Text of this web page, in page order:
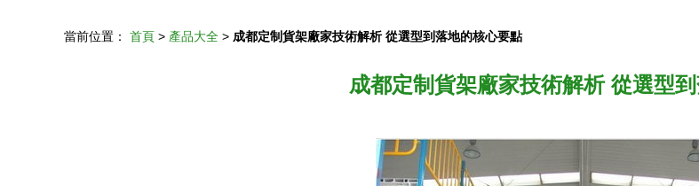
當前位置： 首頁 > 產品大全 > 成都定制貨架廠家技術解析 從選型到落地的核心要點
成都定制貨架廠家技術解析 從選型